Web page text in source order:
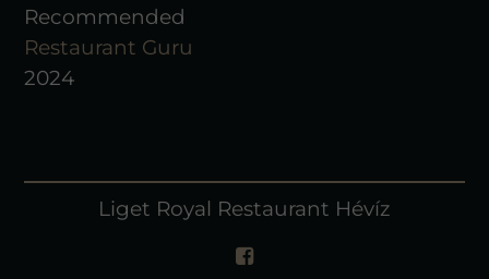
Recommended
Restaurant Guru
2024
Liget Royal Restaurant Hévíz